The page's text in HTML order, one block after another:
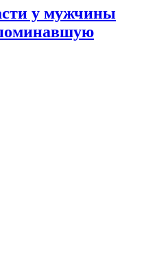
у мужчины